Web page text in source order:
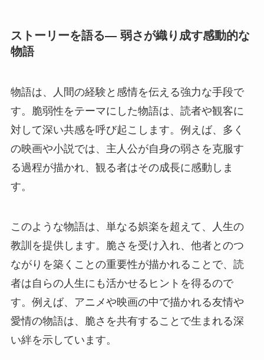
ストーリーを語る— 弱さが織り成す感動的な
物語
物語は、人間の経験と感情を伝える強力な手段で
す。脆弱性をテーマにした物語は、読者や観客に
対して深い共感を呼び起こします。例えば、多く
の映画や小説では、主人公が自身の弱さを克服す
る過程が描かれ、観る者はその成長に感動しま
す。
このような物語は、単なる娯楽を超えて、人生の
教訓を提供します。脆さを受け入れ、他者とのつ
ながりを築くことの重要性が描かれることで、読
者は自らの人生にも活かせるヒントを得るので
す。例えば、アニメや映画の中で描かれる友情や
愛情の物語は、脆さを共有することで生まれる深
い絆を示しています。